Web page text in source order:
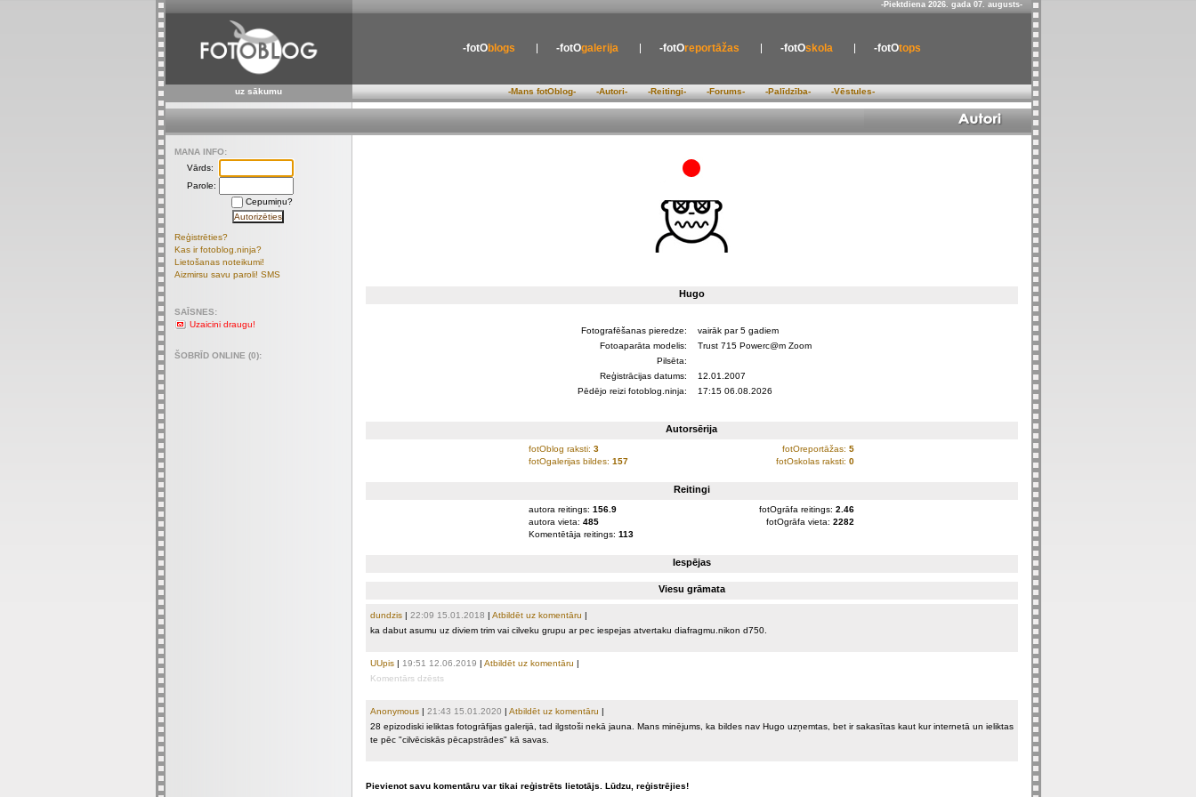
-Piektdiena 2026. gada 07. augusts-
-fotOblogs -fotOgalerija -fotOreportāžas -fotOskola -fotOtops
uz sākumu -Mans fotOblog- -Autori- -Reitingi- -Forums- -Palīdzība- -Vēstules-
Hugo
Fotografēšanas pieredze:
vairāk par 5 gadiem
Fotoaparāta modelis:
Trust 715 Powerc@m Zoom
Pilsēta:
Reģistrācijas datums:
12.01.2007
Pēdējo reizi fotoblog.ninja:
17:15 06.08.2026
Autorsērija
fotOblog raksti: 3
fotOgalerijas bildes: 157
fotOreportāžas:5
fotOskolas raksti:0
Reitingi
autora reitings: 156.9
autora vieta: 485
Komentētāja reitings: 113
fotOgrāfa reitings:2.46
fotOgrāfa vieta:2282
Iespējas
Viesu grāmata
dundzis| 22:09 15.01.2018 | Atbildēt uz komentāru |
ka dabut asumu uz diviem trim vai cilveku grupu ar pec iespejas atvertaku diafragmu.nikon d750.
UUpis| 19:51 12.06.2019 | Atbildēt uz komentāru |
Komentārs dzēsts
Anonymous| 21:43 15.01.2020 | Atbildēt uz komentāru |
28 epizodiski ieliktas fotogrāfijas galerijā, tad ilgstoši nekā jauna. Mans minējums, ka bildes nav Hugo uzņemtas, bet ir sakasītas kaut kur internetā un ieliktas
te pēc "cilvēciskās pēcapstrādes" kā savas.
Pievienot savu komentāru var tikai reģistrēts lietotājs. Lūdzu, reģistrējies!
MANA INFO:
Vārds:
Parole:
Cepumiņu?
Reģistrēties?
Kas ir fotoblog.ninja?
Lietošanas noteikumi!
Aizmirsu savu paroli! SMS
SAĪSNES:
Uzaicini draugu!
ŠOBRĪD ONLINE (0):